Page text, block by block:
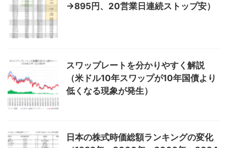
→895円、20営業日連続ストップ安）
スワップレートを分かりやすく解説
（米ドル10年スワップが10年国債より
低くなる現象が発生）
日本の株式時価総額ランキングの変化